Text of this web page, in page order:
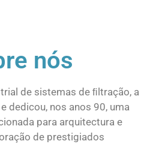
aço
aço
aço
aço
aço
aço
nós
de sistemas de ﬁltração, a
dedicou, nos anos 90, uma
para arquitectura e
de prestigiados